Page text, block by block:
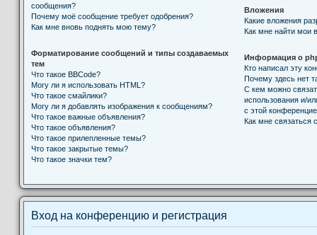
сообщения?
Почему моё сообщение требует одобрения?
Как мне вновь поднять мою тему?
Форматирование сообщений и типы создаваемых
тем
Что такое BBCode?
Могу ли я использовать HTML?
Что такое смайлики?
Могу ли я добавлять изображения к сообщениям?
Что такое важные объявления?
Что такое объявления?
Что такое прилепленные темы?
Что такое закрытые темы?
Что такое значки тем?
Вложения
Какие вложения
Как мне найти мои
Информация о
Кто написал эту
Почему здесь нет
С кем можно
использования и/
с этой
Как мне связаться
Вход на конференцию и регистрация